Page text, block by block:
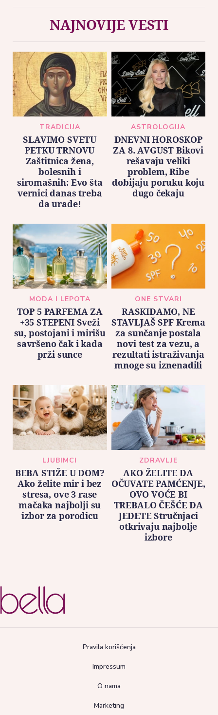
NAJNOVIJE VESTI
TRADICIJA
SLAVIMO SVETU
PETKU TRNOVU
Zaštitnica žena,
bolesnih i
siromašnih: Evo šta
vernici danas treba
da urade!
ASTROLOGIJA
DNEVNI HOROSKOP
ZA 8. AVGUST Bikovi
rešavaju veliki
problem, Ribe
dobijaju poruku koju
dugo čekaju
MODA I LEPOTA
TOP 5 PARFEMA ZA
+35 STEPENI Sveži
su, postojani i mirišu
savršeno čak i kada
prži sunce
ONE STVARI
RASKIDAMO, NE
STAVLJAŠ SPF Krema
za sunčanje postala
novi test za vezu, a
rezultati istraživanja
mnoge su iznenadili
LJUBIMCI
BEBA STIŽE U DOM?
Ako želite mir i bez
stresa, ove 3 rase
mačaka najbolji su
izbor za porodicu
ZDRAVLJE
AKO ŽELITE DA
OČUVATE PAMĆENJE,
OVO VOĆE BI
TREBALO ČEŠĆE DA
JEDETE Stručnjaci
otkrivaju najbolje
izbore
Pravila korišćenja
Impressum
O nama
Marketing